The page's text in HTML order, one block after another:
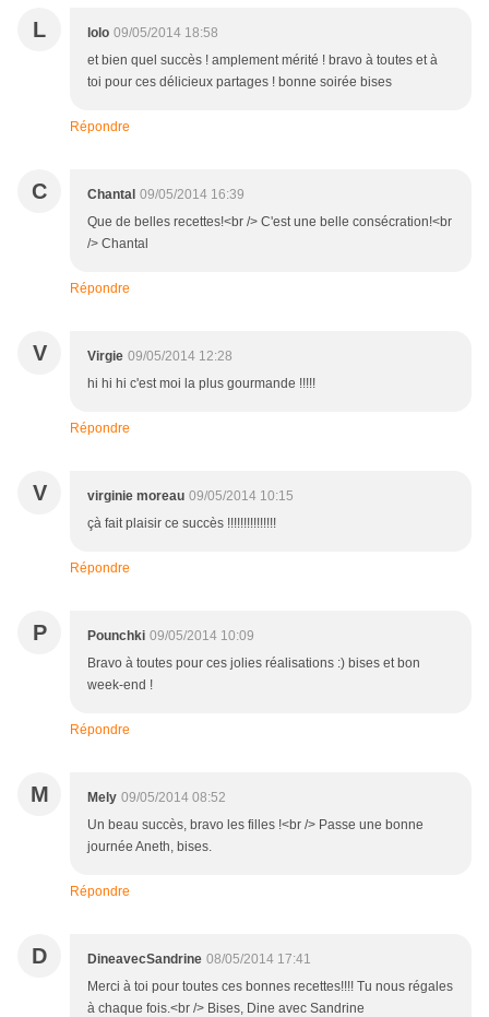
L lolo 09/05/2014 18:58
et bien quel succès ! amplement mérité ! bravo à toutes et à
toi pour ces délicieux partages ! bonne soirée bises
Répondre
C Chantal 09/05/2014 16:39
Que de belles recettes!<br /> C'est une belle consécration!<br
/> Chantal
Répondre
V Virgie 09/05/2014 12:28
hi hi hi c'est moi la plus gourmande !!!!!
Répondre
V virginie moreau 09/05/2014 10:15
çà fait plaisir ce succès !!!!!!!!!!!!!!!
Répondre
P Pounchki 09/05/2014 10:09
Bravo à toutes pour ces jolies réalisations :) bises et bon
week-end !
Répondre
M Mely 09/05/2014 08:52
Un beau succès, bravo les filles !<br /> Passe une bonne
journée Aneth, bises.
Répondre
D DineavecSandrine 08/05/2014 17:41
Merci à toi pour toutes ces bonnes recettes!!!! Tu nous régales
à chaque fois.<br /> Bises, Dine avec Sandrine